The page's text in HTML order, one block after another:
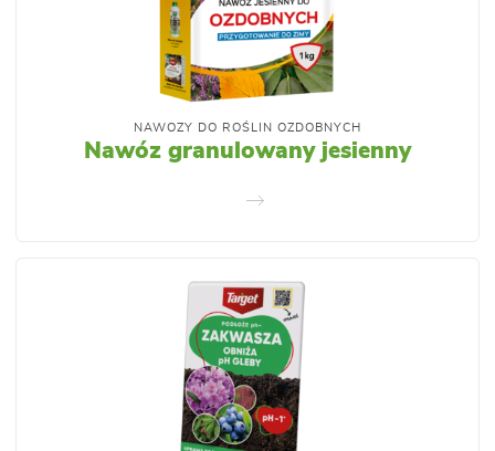
NAWOZY DO ROŚLIN OZDOBNYCH
Nawóz granulowany jesienny